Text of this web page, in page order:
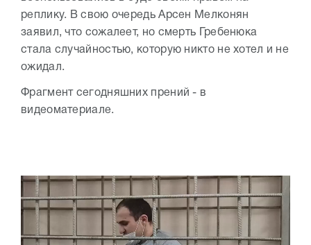
реплику. В свою очередь Арсен Мелконян
заявил, что сожалеет, но смерть Гребенюка
стала случайностью, которую никто не хотел и не
ожидал.
Фрагмент сегодняшних прений - в
видеоматериале.